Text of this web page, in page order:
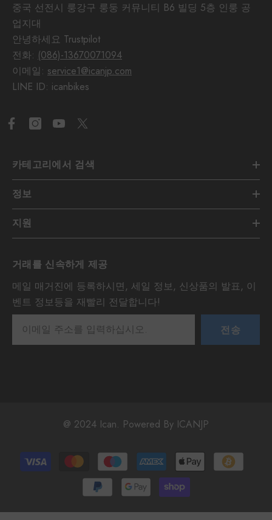
중국 선전시 룽강구 룽둥 커뮤니티 B6 빌딩 5층 인룽 공
업지대
안녕하세요 Trustpilot
전화: (086)-13670071094
이메일: service1@icanjp.com
LINE ID: icanbikes
카테고리에서 검색
정보
지원
거래를 신속하게 제공
메일 매거진에 등록하시면, 세일 정보, 신상품의 발표, 이
벤트 정보등을 재빨리 전달합니다!
전송
@ 2024 Ican. Powered By ICANJP
Payment
methods